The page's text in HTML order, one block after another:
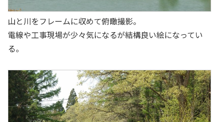
山と川をフレームに収めて俯瞰撮影。
電線や工事現場が少々気になるが結構良い絵になってい
る。